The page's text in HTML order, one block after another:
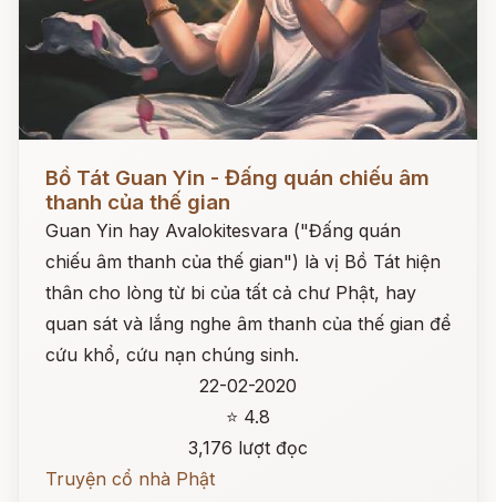
Đọc ngay
Bồ Tát Guan Yin - Đấng quán chiếu âm
thanh của thế gian
Guan Yin hay Avalokitesvara ("Đấng quán
chiếu âm thanh của thế gian") là vị Bồ Tát hiện
thân cho lòng từ bi của tất cả chư Phật, hay
quan sát và lắng nghe âm thanh của thế gian để
cứu khổ, cứu nạn chúng sinh.
22-02-2020
⭐ 4.8
3,176 lượt đọc
Truyện cổ nhà Phật